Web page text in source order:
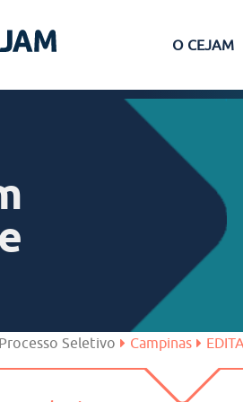
O CEJAM
Ferraz de Vasconcelos
São José dos Campos
Processo Seletivo Campinas